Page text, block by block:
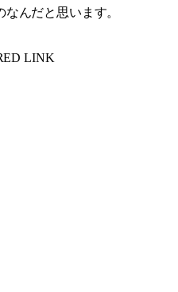
んだと思います。
LINK